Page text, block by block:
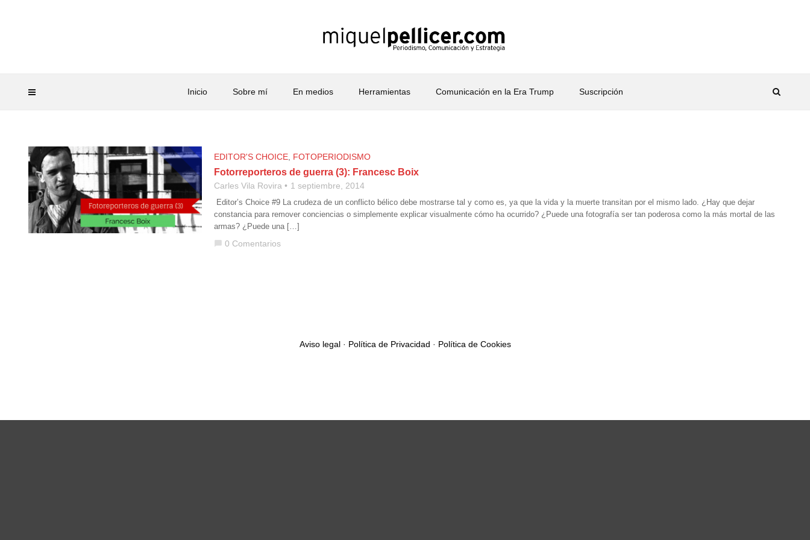
Inicio Sobre mí En medios Herramientas Comunicación en la Era Trump Suscripción
EDITOR'S CHOICE FOTOPERIODISMO
Fotorreporteros de guerra (3): Francesc Boix
Carles Vila Rovira 1 septiembre, 2014
Editor’s Choice #9 La crudeza de un conflicto bélico debe mostrarse tal y como es, ya que la vida y la muerte transitan por el mismo lado. ¿Hay que dejar
constancia para remover conciencias o simplemente explicar visualmente cómo ha ocurrido? ¿Puede una fotografía ser tan poderosa como la más mortal de las
armas? ¿Puede una […]
chat_bubble 0 Comentarios
Aviso legal· Política de Privacidad · Política de Cookies